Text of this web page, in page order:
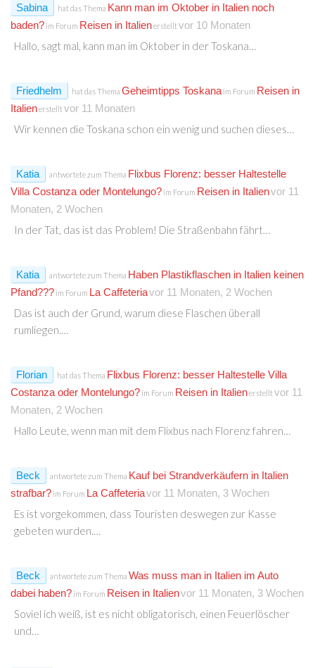
Sabina hat das Thema Kann man im Oktober in Italien noch
baden? im Forum Reisen in Italienerstellt vor 10 Monaten
Hallo, sagt mal, kann man im Oktober in der Toskana…
Friedhelm hat das Thema Geheimtipps Toskana im Forum Reisen in
Italienerstellt vor 11 Monaten
Wir kennen die Toskana schon ein wenig und suchen dieses…
Katia antwortete zum Thema Flixbus Florenz: besser Haltestelle
Villa Costanza oder Montelungo? im Forum Reisen in Italienvor 11
Monaten, 2 Wochen
In der Tat, das ist das Problem! Die Straßenbahn fährt…
Katia antwortete zum Thema Haben Plastikflaschen in Italien keinen
Pfand??? im Forum La Caffeteriavor 11 Monaten, 2 Wochen
Das ist auch der Grund, warum diese Flaschen überall
rumliegen.…
Florian hat das Thema Flixbus Florenz: besser Haltestelle Villa
Costanza oder Montelungo? im Forum Reisen in Italienerstellt vor 11
Monaten, 2 Wochen
Hallo Leute, wenn man mit dem Flixbus nach Florenz fahren…
Beck antwortete zum Thema Kauf bei Strandverkäufern in Italien
strafbar? im Forum La Caffeteriavor 11 Monaten, 3 Wochen
Es ist vorgekommen, dass Touristen deswegen zur Kasse
gebeten wurden.…
Beck antwortete zum Thema Was muss man in Italien im Auto
dabei haben? im Forum Reisen in Italienvor 11 Monaten, 3 Wochen
Soviel ich weiß, ist es nicht obligatorisch, einen Feuerlöscher
und…